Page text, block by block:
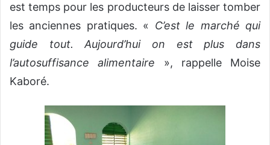
est temps pour les producteurs de laisser tomber
les anciennes pratiques. « C’est le marché qui
guide tout. Aujourd’hui on est plus dans
l’autosuffisance alimentaire », rappelle Moise
Kaboré.